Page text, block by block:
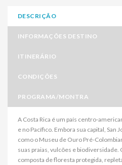
DESCRIÇÃO
INFORMAÇÕES DESTINO
ITINERÁRIO
CONDIÇÕES
PROGRAMA/MONTRA
A Costa Rica é um país centro-
e no Pacífico. Embora sua capital,
como o Museu de Ouro Pré-
suas praias, vulcões e biodiversidade.
composta de floresta protegida,